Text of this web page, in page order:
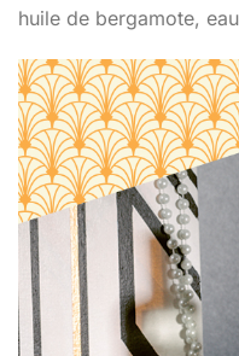
huile de bergamote,